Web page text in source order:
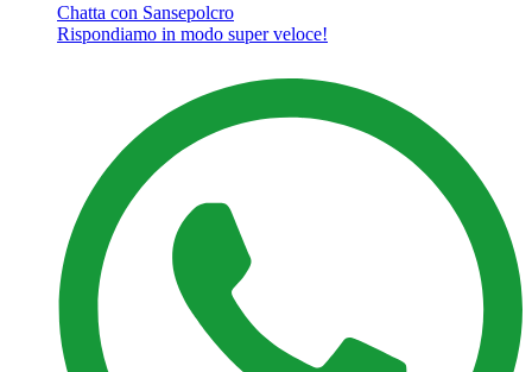
Chatta con Sansepolcro
Rispondiamo in modo super veloce!